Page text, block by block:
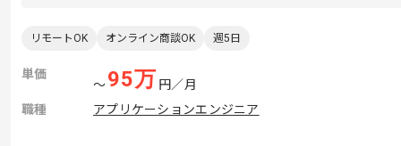
リモートOK オンライン商談OK 週5日
単価
〜95万 円／月
職種
アプリケーションエンジニア